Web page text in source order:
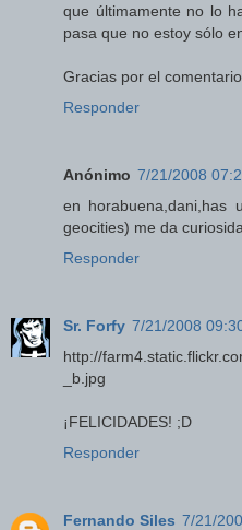
que últimamente no lo
pasa que no estoy sólo
Gracias por el comentario.
Responder
Anónimo 7/21/2008
en horabuena,dani,has
geocities) me da
Responder
Sr. Forfy 7/21/2008
http://
_b.jpg
¡FELICIDADES! ;D
Responder
Fernando Siles 7/21/